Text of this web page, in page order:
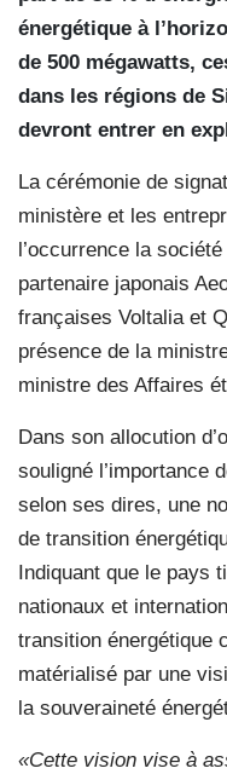
énergétique à
de 500 mégawatts,
dans les régions de
devront entrer en
La cérémonie de
ministère et les
l’occurrence la
partenaire japonais
françaises Voltalia et
présence de la
ministre des Affaires
Dans son allocution
souligné l’importance
selon ses dires, une
de transition
Indiquant que le pays
nationaux et
transition énergétique
matérialisé par une
la souveraineté
«Cette vision vise à